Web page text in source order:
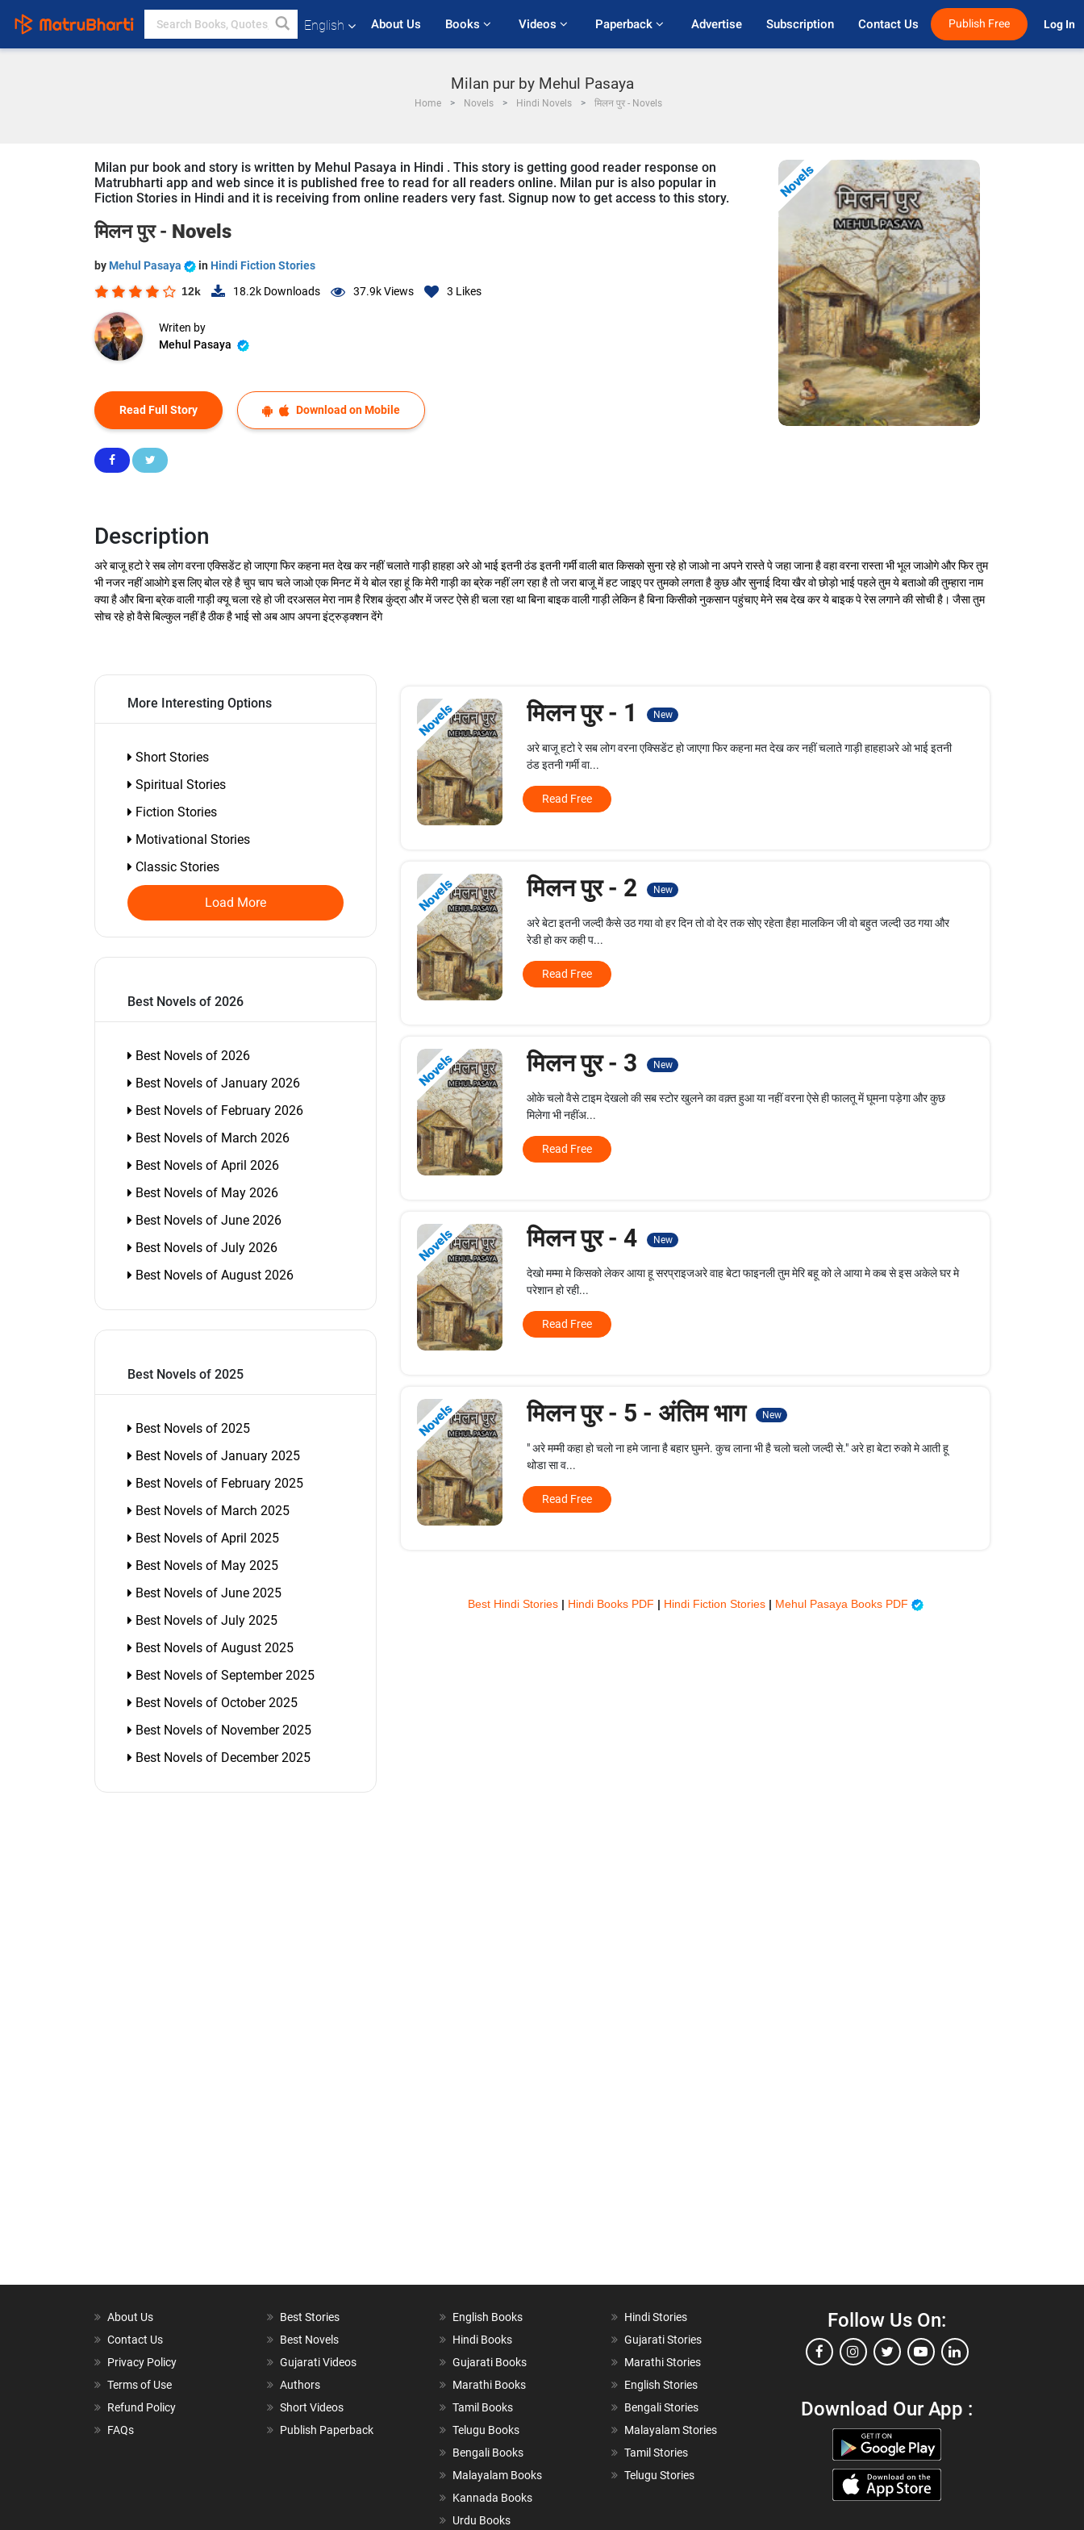
English About Us Books Videos Paperback Advertise Subscription Contact Us Publish Free Log In
Milan pur by Mehul Pasaya
Home Novels Hindi Novels मिलन पुर - Novels
Milan pur book and story is written by Mehul Pasaya in Hindi . This story is getting good reader response on
Matrubharti app and web since it is published free to read for all readers online. Milan pur is also popular in
Fiction Stories in Hindi and it is receiving from online readers very fast. Signup now to get access to this story.
मिलन पुर - Novels
by Mehul Pasaya in Hindi Fiction Stories
12k 18.2k Downloads 37.9kViews 3 Likes
Writen by
Mehul Pasaya
Read Full Story Download on Mobile
Novels
Description
अरे बाजू हटो रे सब लोग वरना एक्सिडेंट हो जाएगा फिर कहना मत देख कर नहीं चलाते गाड़ी हाहहा अरे ओ भाई इतनी ठंड इतनी गर्मी वाली बात किसको सुना रहे हो जाओ ना अपने रास्ते पे जहा जाना है वहा वरना रास्ता भी भूल जाओगे और फिर तुम
भी नजर नहीं आओगे इस लिए बोल रहे है चुप चाप चले जाओ एक मिनट में ये बोल रहा हूं कि मेरी गाड़ी का ब्रेक नहीं लग रहा है तो जरा बाजू में हट जाइए पर तुमको लगता है कुछ और सुनाई दिया खैर वो छोड़ो भाई पहले तुम ये बताओ की तुम्हारा नाम
क्या है और बिना ब्रेक वाली गाड़ी क्यू चला रहे हो जी दरअसल मेरा नाम है रिशब कुंद्रा और में जस्ट ऐसे ही चला रहा था बिना बाइक वाली गाड़ी लेकिन है बिना किसीको नुकसान पहुंचाए मेने सब देख कर ये बाइक पे रेस लगाने की सोची है। जैसा तुम
सोच रहे हो वैसे बिल्कुल नहीं है ठीक है भाई सो अब आप अपना इंट्रुड्क्शन देंगे
More Interesting Options
Short Stories
Spiritual Stories
Fiction Stories
Motivational Stories
Classic Stories
Load More
Best Novels of 2026
Best Novels of 2026
Best Novels of January 2026
Best Novels of February 2026
Best Novels of March 2026
Best Novels of April 2026
Best Novels of May 2026
Best Novels of June 2026
Best Novels of July 2026
Best Novels of August 2026
Best Novels of 2025
Best Novels of 2025
Best Novels of January 2025
Best Novels of February 2025
Best Novels of March 2025
Best Novels of April 2025
Best Novels of May 2025
Best Novels of June 2025
Best Novels of July 2025
Best Novels of August 2025
Best Novels of September 2025
Best Novels of October 2025
Best Novels of November 2025
Best Novels of December 2025
Novels मिलन पुर - 1 New
अरे बाजू हटो रे सब लोग वरना एक्सिडेंट हो जाएगा फिर कहना मत देख कर नहीं चलाते गाड़ी हाहहाअरे ओ भाई इतनी
ठंड इतनी गर्मी वा...
Read Free
Novels मिलन पुर - 2 New
अरे बेटा इतनी जल्दी कैसे उठ गया वो हर दिन तो वो देर तक सोए रहेता हैहा मालकिन जी वो बहुत जल्दी उठ गया और
रेडी हो कर कही प...
Read Free
Novels मिलन पुर - 3 New
ओके चलो वैसे टाइम देखलो की सब स्टोर खुलने का वक़्त हुआ या नहीं वरना ऐसे ही फालतू में घूमना पड़ेगा और कुछ
मिलेगा भी नहींअ...
Read Free
Novels मिलन पुर - 4 New
देखो मम्मा मे किसको लेकर आया हू सरप्राइजअरे वाह बेटा फाइनली तुम मेरि बहू को ले आया मे कब से इस अकेले घर मे
परेशान हो रही...
Read Free
Novels मिलन पुर - 5 - अंतिम भाग New
" अरे मम्मी कहा हो चलो ना हमे जाना है बहार घुमने. कुच लाना भी है चलो चलो जल्दी से." अरे हा बेटा रुको मे आती हू
थोडा सा व...
Read Free
Best Hindi Stories | Hindi Books PDF | Hindi Fiction Stories | Mehul Pasaya Books PDF
About Us
Contact Us
Privacy Policy
Terms of Use
Refund Policy
FAQs
Best Stories
Best Novels
Gujarati Videos
Authors
Short Videos
Publish Paperback
English Books
Hindi Books
Gujarati Books
Marathi Books
Tamil Books
Telugu Books
Bengali Books
Malayalam Books
Kannada Books
Urdu Books
Hindi Stories
Gujarati Stories
Marathi Stories
English Stories
Bengali Stories
Malayalam Stories
Tamil Stories
Telugu Stories
Follow Us On:
Download Our App :